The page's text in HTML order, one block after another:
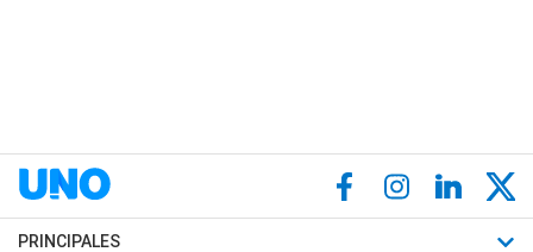
PRINCIPALES